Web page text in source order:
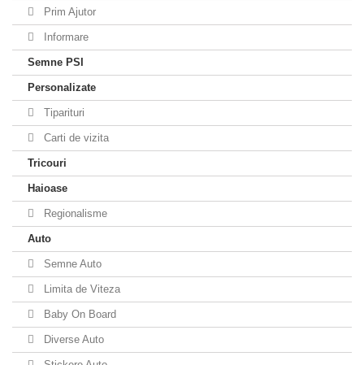
Prim Ajutor
Informare
Semne PSI
Personalizate
Tiparituri
Carti de vizita
Tricouri
Haioase
Regionalisme
Auto
Semne Auto
Limita de Viteza
Baby On Board
Diverse Auto